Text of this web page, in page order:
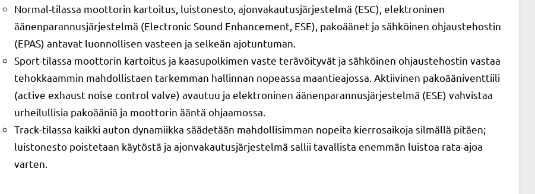
Normal-tilassa moottorin kartoitus, luistonesto, ajonvakautusjärjestelmä (ESC), elektroninen
äänenparannusjärjestelmä (Electronic Sound Enhancement, ESE), pakoäänet ja sähköinen ohjaustehostin
(EPAS) antavat luonnollisen vasteen ja selkeän ajotuntuman.
Sport-tilassa moottorin kartoitus ja kaasupolkimen vaste terävöityvät ja sähköinen ohjaustehostin vastaa
tehokkaammin mahdollistaen tarkemman hallinnan nopeassa maantieajossa. Aktiivinen pakoääniventtiili
(active exhaust noise control valve) avautuu ja elektroninen äänenparannusjärjestelmä (ESE) vahvistaa
urheilullisia pakoääniä ja moottorin ääntä ohjaamossa.
Track-tilassa kaikki auton dynamiikka säädetään mahdollisimman nopeita kierrosaikoja silmällä pitäen;
luistonesto poistetaan käytöstä ja ajonvakautusjärjestelmä sallii tavallista enemmän luistoa rata-ajoa
varten.